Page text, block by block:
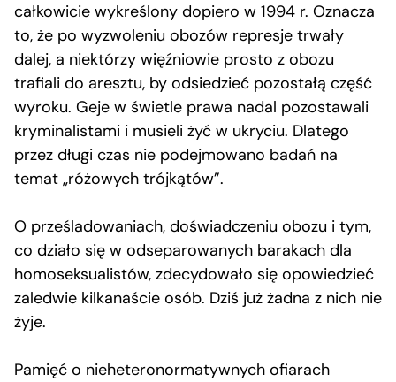
całkowicie wykreślony dopiero w 1994 r. Oznacza
to, że po wyzwoleniu obozów represje trwały
dalej, a niektórzy więźniowie prosto z obozu
trafiali do aresztu, by odsiedzieć pozostałą część
wyroku. Geje w świetle prawa nadal pozostawali
kryminalistami i musieli żyć w ukryciu. Dlatego
przez długi czas nie podejmowano badań na
temat „różowych trójkątów”.
O prześladowaniach, doświadczeniu obozu i tym,
co działo się w odseparowanych barakach dla
homoseksualistów, zdecydowało się opowiedzieć
zaledwie kilkanaście osób. Dziś już żadna z nich nie
żyje.
Pamięć o nieheteronormatywnych ofiarach